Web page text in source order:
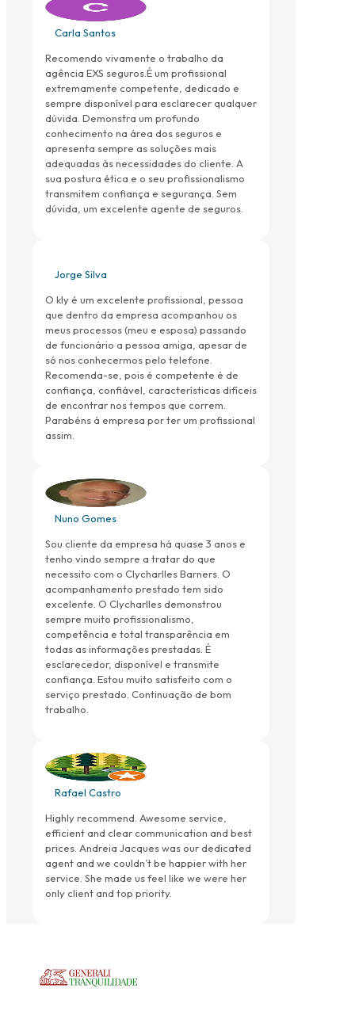
Carla Santos
Recomendo vivamente o trabalho da
agência EXS seguros.É um profissional
extremamente competente, dedicado e
sempre disponível para esclarecer qualquer
dúvida. Demonstra um profundo
conhecimento na área dos seguros e
apresenta sempre as soluções mais
adequadas às necessidades do cliente. A
sua postura ética e o seu profissionalismo
transmitem confiança e segurança. Sem
dúvida, um excelente agente de seguros.
Jorge Silva
O kly é um excelente profissional, pessoa
que dentro da empresa acompanhou os
meus processos (meu e esposa) passando
de funcionário a pessoa amiga, apesar de
só nos conhecermos pelo telefone.
Recomenda-se, pois é competente é de
confiança, confiável, características difíceis
de encontrar nos tempos que correm.
Parabéns á empresa por ter um profissional
assim.
Nuno Gomes
Sou cliente da empresa há quase 3 anos e
tenho vindo sempre a tratar do que
necessito com o Clycharlles Barners. O
acompanhamento prestado tem sido
excelente. O Clycharlles demonstrou
sempre muito profissionalismo,
competência e total transparência em
todas as informações prestadas. É
esclarecedor, disponível e transmite
confiança. Estou muito satisfeito com o
serviço prestado. Continuação de bom
trabalho.
Rafael Castro
Highly recommend. Awesome service,
efficient and clear communication and best
prices. Andreia Jacques was our dedicated
agent and we couldn’t be happier with her
service. She made us feel like we were her
only client and top priority.